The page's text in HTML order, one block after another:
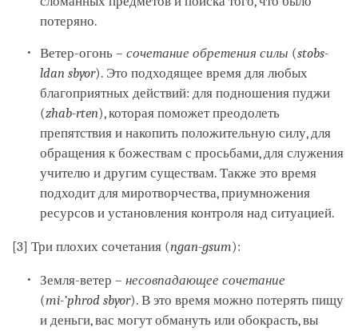
потеряно.
Ветер-огонь –сочетание обретения силы (stobs-
ldan sbyor). Это подходящее время для любых
благоприятных действий: для подношения пуджи
(zhab-rten), которая поможет преодолеть
препятствия и накопить положительную силу, для
обращения к божествам с просьбами, для служения
учителю и другим существам. Также это время
подходит для миротворчества, приумножения
ресурсов и установления контроля над ситуацией.
[3] Три плохих сочетания (ngan-gsum):
Земля-ветер –несовпадающее сочетание
(mi-’phrod sbyor). В это время можно потерять пищу
и деньги, вас могут обмануть или обокрасть, вы